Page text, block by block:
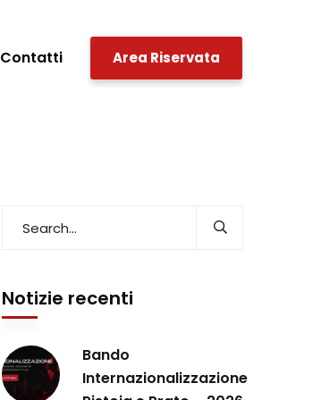
Contatti Area Riservata
Notizie recenti
Bando
Internazionalizzazione